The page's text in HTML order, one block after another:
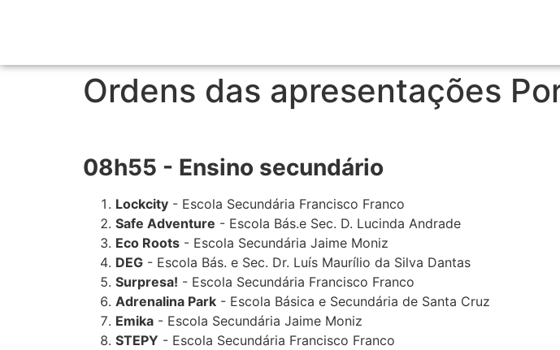
Ordens das apresentações
08h55 - Ensino secundário
Lockcity - Escola Secundária Francisco Franco
Safe Adventure - Escola Bás.e Sec. D. Lucinda Andrade
Eco Roots - Escola Secundária Jaime Moniz
DEG - Escola Bás. e Sec. Dr. Luís Maurílio da Silva Dantas
Surpresa! - Escola Secundária Francisco Franco
Adrenalina Park - Escola Básica e Secundária de Santa Cruz
Emika - Escola Secundária Jaime Moniz
STEPY - Escola Secundária Francisco Franco